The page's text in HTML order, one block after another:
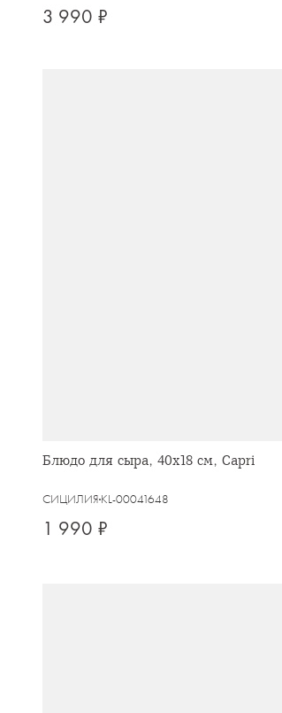
3 990 ₽
Блюдо для сыра, 40x18 см, Capri
СИЦИЛИЯ KL-00041648
1 990 ₽